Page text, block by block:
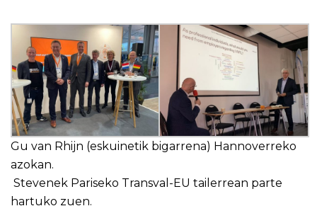
Gu van Rhijn (eskuinetik bigarrena) Hannoverreko
azokan.
Stevenek Pariseko Transval-EU tailerrean parte
hartuko zuen.